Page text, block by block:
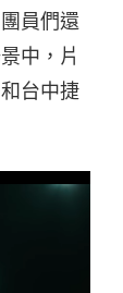
員們還
中，片
台中捷